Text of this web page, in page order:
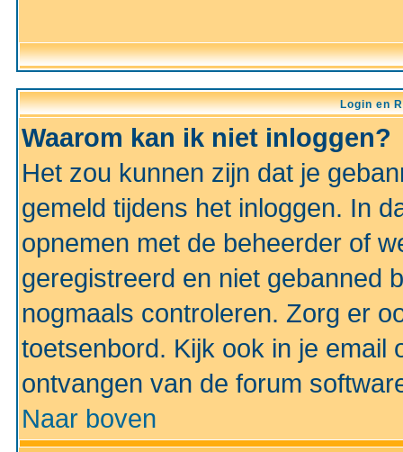
Login en
Waarom kan ik niet inloggen?
Het zou kunnen zijn dat je
gemeld tijdens het inloggen. In
opnemen met de beheerder of
geregistreerd en niet gebanned
nogmaals controleren. Zorg er
toetsenbord. Kijk ook in je email
ontvangen van de forum
Naar boven